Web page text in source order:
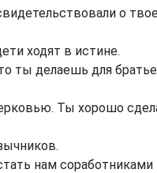
о
ходят в истине.
ты делаешь для
Ты хорошо
нам соработниками